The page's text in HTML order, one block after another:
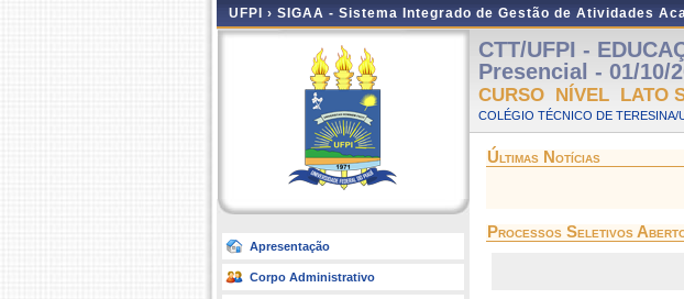
UFPI › SIGAA - Sistema Integrado de Gestão de Atividades
Apresentação
Corpo Administrativo
CTT/UFPI -
Presencial - 01/10/
CURSO NÍVEL LATO
COLÉGIO TÉCNICO DE TERESINA/
Últimas Notícias
Processos Seletivos